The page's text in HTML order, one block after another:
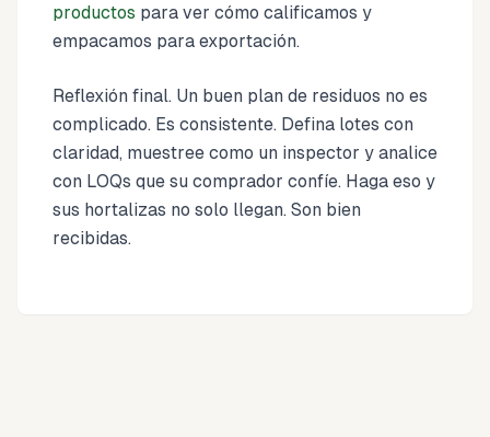
productos para ver cómo calificamos y
empacamos para exportación.
Reflexión final. Un buen plan de residuos no es
complicado. Es consistente. Defina lotes con
claridad, muestree como un inspector y analice
con LOQs que su comprador confíe. Haga eso y
sus hortalizas no solo llegan. Son bien
recibidas.